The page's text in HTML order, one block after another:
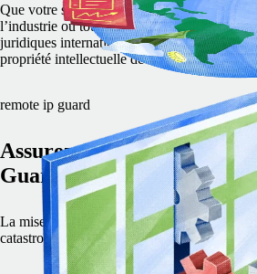
Que votre secteur d'activité soit la
l’industrie ou tout autre, vous n’avez pas à
juridiques internationaux de Remote savent
propriété intellectuelle de votre entreprise en
remote ip guard
Assurez votre sécurité
Guard
La mise en danger de votre propriété
catastrophe. Avec Remote IP Guard, vous